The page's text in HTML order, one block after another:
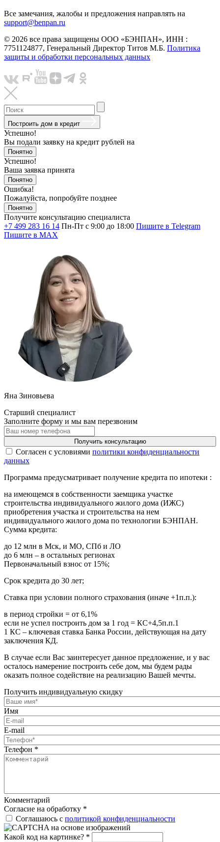
Все замечания, жалобы и предложения направлять на
support@benpan.ru
© 2026 все права защищены ООО «БЭНПАН», ИНН :
7751124877, Генеральный Директор Титов М.Б. Политика
защиты и обработки персональных данных
Построить дом в кредит
Успешно!
Вы подали заявку на кредит рублей на
Понятно
Успешно!
Ваша заявка принята
Понятно
Ошибка!
Пожалуйста, попробуйте позднее
Понятно
Получите консультацию специалиста
+7 499 283 16 14 Пн-Пт с 9:00 до 18:00 Пишите в Telegram
Пишите в MAX
Яна Зиновьева
Старший специалист
Заполните форму и мы вам перезвоним
Получить консультацию
Cогласен с условиями политики конфиденциальности
данных
Программа предусматривает получение кредита по ипотеки :
на имеющемся в собственности заемщика участке
строительства индивидуального жилого дома (ИЖС)
приобретения участка и строительства на нем
индивидуального жилого дома по технологии БЭНПАН.
Сумма кредита:
до 12 млн в Мск, и МО, СПб и ЛО
до 6 млн – в остальных регионах
Первоначальный взнос от 15%;
Срок кредита до 30 лет;
Ставка при условии полного страхования (иначе +1п.п.):
в период стройки = от 6,1%
если не успел построить дом за 1 год = КС+4,5п.п.1
1 КС – ключевая ставка Банка России, действующая на дату
заключения КД.
В случае если Вас заинтересует данное предложение, и у вас
осталось намерение построить себе дом, мы будем рады
оказать полное содействие на реализацию Вашей мечты.
Получить индивидуальную скидку
Имя
E-mail
Телефон *
Комментарий
Согласие на обработку *
Соглашаюсь с политикой конфиденциальности
Какой код на картинке? *